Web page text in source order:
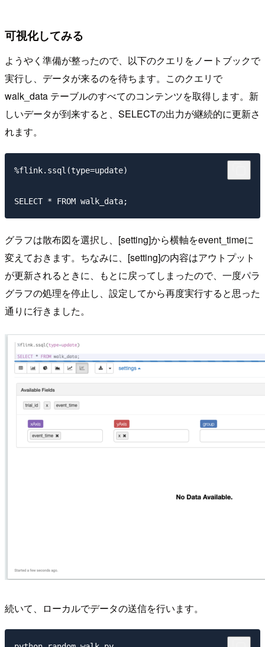
可視化してみる
ようやく準備が整ったので、以下のクエリをノートブックで
実行し、データが来るのを待ちます。このクエリで
walk_data テーブルのすべてのコンテンツを取得します。新
しいデータが到来すると、SELECTの出力が継続的に更新さ
れます。
%flink.ssql(type=update)
グラフは散布図を選択し、[setting]から横軸をevent_timeに
変えておきます。ちなみに、[setting]の内容はアウトプット
が更新されるときに、もとに戻ってしまったので、一度パラ
グラフの処理を停止し、設定してから再度実行すると思った
通りに行きました。
続いて、ローカルでデータの送信を行います。